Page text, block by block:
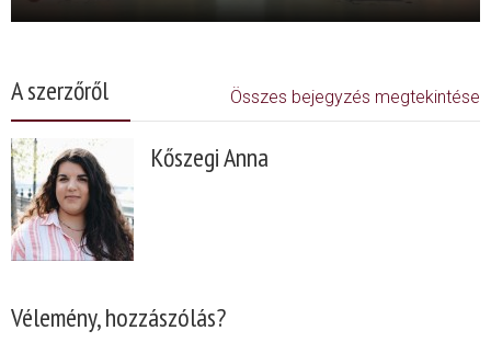
A szerzőről Összes bejegyzés megtekintése
Kőszegi Anna
Vélemény, hozzászólás?